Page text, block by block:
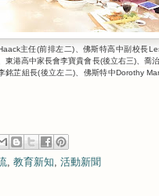
主任(前排左二)、佛斯特高中副校長
東港高中家長會李寶貴會長(後立右三)、喬
銘芷組長(後立左二)、佛斯特中Dorothy
教育新知 活動新聞